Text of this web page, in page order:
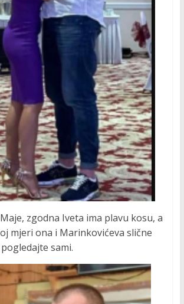
zgodna Iveta ima plavu kosu, a
mjeri ona i Marinkovićeva slične
sami.